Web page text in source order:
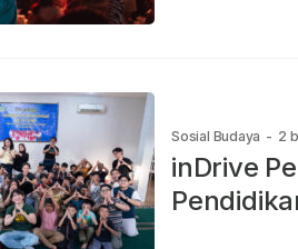
Sosial Budaya - 2
inDrive